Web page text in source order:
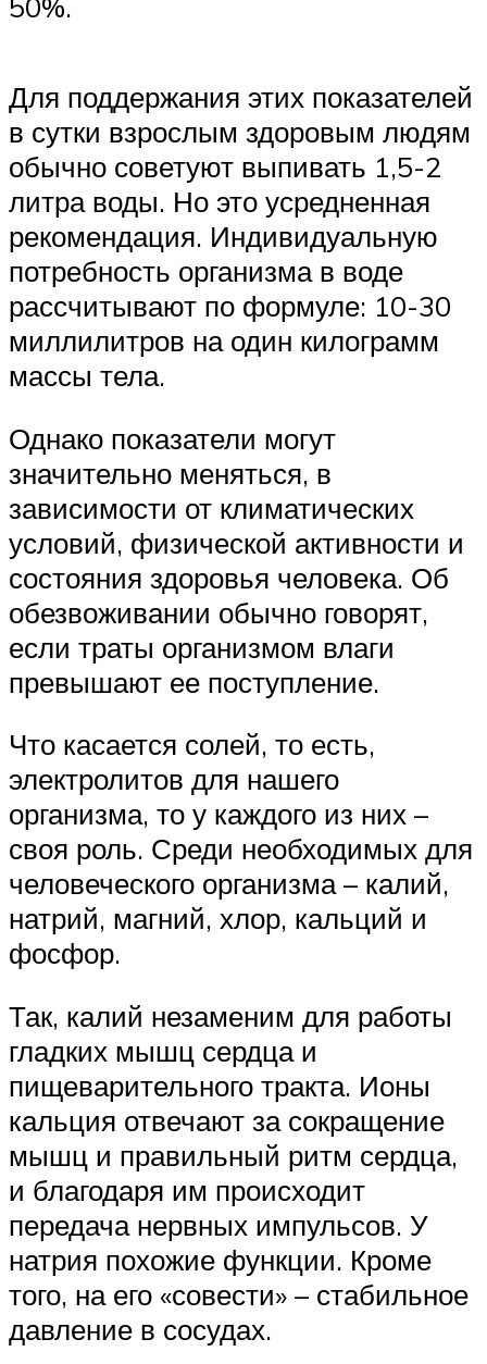
Для поддержания этих показателей
в сутки взрослым здоровым людям
обычно советуют выпивать 1,5-2
литра воды. Но это усредненная
рекомендация. Индивидуальную
потребность организма в воде
рассчитывают по формуле: 10-30
миллилитров на один килограмм
массы тела.
Однако показатели могут
значительно меняться, в
зависимости от климатических
условий, физической активности и
состояния здоровья человека. Об
обезвоживании обычно говорят,
если траты организмом влаги
превышают ее поступление.
Что касается солей, то есть,
электролитов для нашего
организма, то у каждого из них –
своя роль. Среди необходимых для
человеческого организма – калий,
натрий, магний, хлор, кальций и
фосфор.
Так, калий незаменим для работы
гладких мышц сердца и
пищеварительного тракта. Ионы
кальция отвечают за сокращение
мышц и правильный ритм сердца,
и благодаря им происходит
передача нервных импульсов. У
натрия похожие функции. Кроме
того, на его «совести» – стабильное
давление в сосудах.